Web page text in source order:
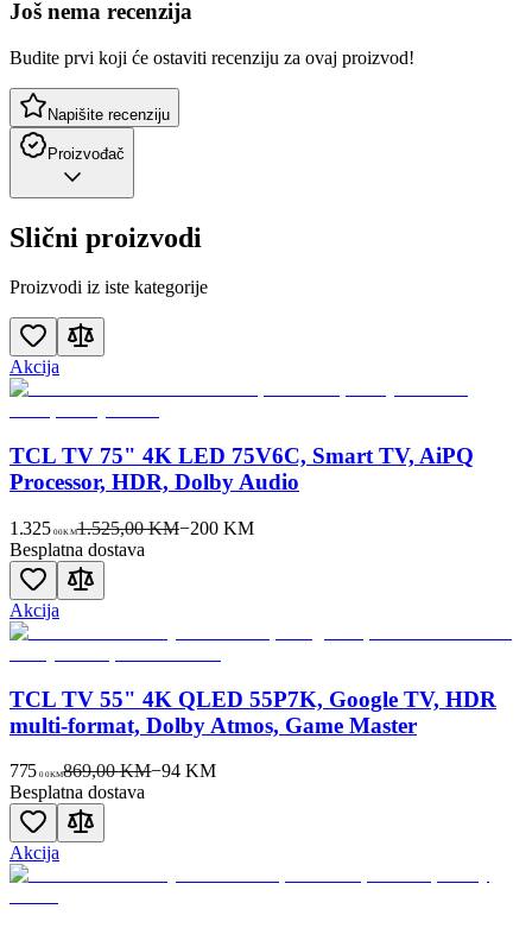
Još nema recenzija
Budite prvi koji će ostaviti recenziju za ovaj proizvod!
Napišite recenziju
Proizvođač
Slični proizvodi
Proizvodi iz iste kategorije
Akcija
TCL TV 75" 4K LED 75V6C, Smart TV, AiPQ
Processor, HDR, Dolby Audio
1.325 00KM1.525,00 KM−200KM
Besplatna dostava
Akcija
TCL TV 55" 4K QLED 55P7K, Google TV, HDR
multi-format, Dolby Atmos, Game Master
775 00KM869,00 KM−94 KM
Besplatna dostava
Akcija